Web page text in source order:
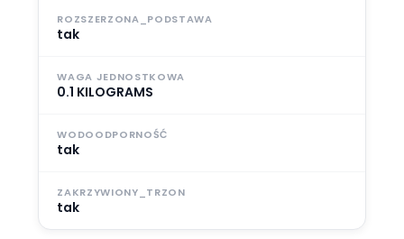
ROZSZERZONA_PODSTAWA
tak
WAGA JEDNOSTKOWA
0.1 KILOGRAMS
WODOODPORNOŚĆ
tak
ZAKRZYWIONY_TRZON
tak